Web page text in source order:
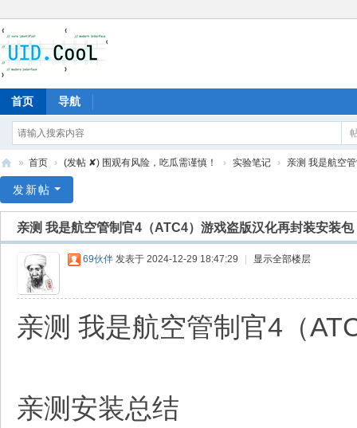
首页 导航
爱
» 首页 › (发帖 ✘) 围观有风险，吃瓜需谨慎！ › 实验笔记 › 亲测 我是航空
发新帖
亲测 我是航空管制官4（ATC4）游戏盗版汉化再封装安装包
69伙伴 发表于 2024-12-29 18:47:29 显示全部楼层
亲测 我是航空管制官4（
亲测安装总结